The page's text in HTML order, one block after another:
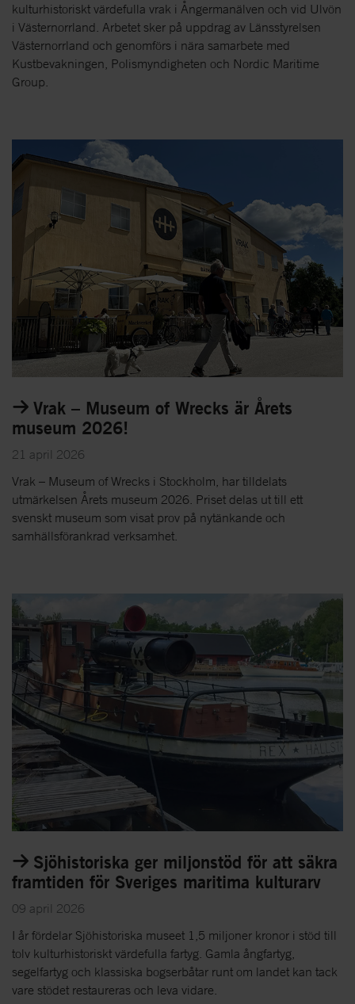
kulturhistoriskt värdefulla vrak i Ångermanälven och vid Ulvön
i Västernorrland. Arbetet sker på uppdrag av Länsstyrelsen
Västernorrland och genomförs i nära samarbete med
Kustbevakningen, Polismyndigheten och Nordic Maritime
Group.
Vrak – Museum of Wrecks är Årets
museum 2026!
21 april 2026
Vrak – Museum of Wrecks i Stockholm, har tilldelats
utmärkelsen Årets museum 2026. Priset delas ut till ett
svenskt museum som visat prov på nytänkande och
samhällsförankrad verksamhet.
Sjöhistoriska ger miljonstöd för att säkra
framtiden för Sveriges maritima kulturarv
09 april 2026
I år fördelar Sjöhistoriska museet 1,5 miljoner kronor i stöd till
tolv kulturhistoriskt värdefulla fartyg. Gamla ångfartyg,
segelfartyg och klassiska bogserbåtar runt om landet kan tack
vare stödet restaureras och leva vidare.